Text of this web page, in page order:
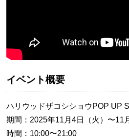
イベント概要
ハリウッドザコシショウPOP UP
期間：2025年11月4日（火）〜11
時間：10:00〜21:00